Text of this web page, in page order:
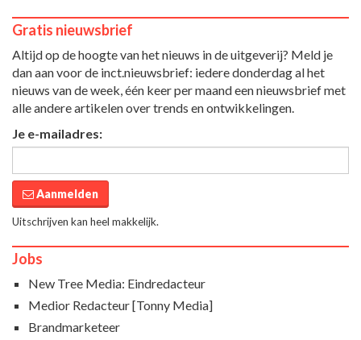
Gratis nieuwsbrief
Altijd op de hoogte van het nieuws in de uitgeverij? Meld je
dan aan voor de inct.nieuwsbrief: iedere donderdag al het
nieuws van de week, één keer per maand een nieuwsbrief met
alle andere artikelen over trends en ontwikkelingen.
Je e-mailadres:
Aanmelden
Uitschrijven kan heel makkelijk.
Jobs
New Tree Media: Eindredacteur
Medior Redacteur [Tonny Media]
Brandmarketeer